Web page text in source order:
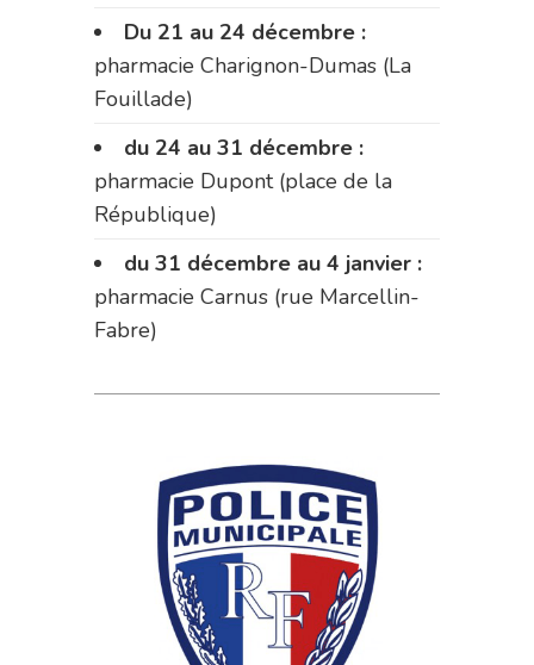
Du 21 au 24 décembre :
pharmacie Charignon-Dumas (La
Fouillade)
du 24 au 31 décembre :
pharmacie Dupont (place de la
République)
du 31 décembre au 4 janvier :
pharmacie Carnus (rue Marcellin-
Fabre)